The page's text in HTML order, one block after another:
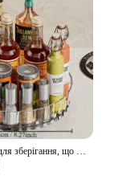
1 ПК Стелаж для зберігання, що обертається на 360, Прозорий круглий поворотний столик, Стійка для пляшок із приправами, Домашня комора, Шафа, Піднос, Кухонний органайзер